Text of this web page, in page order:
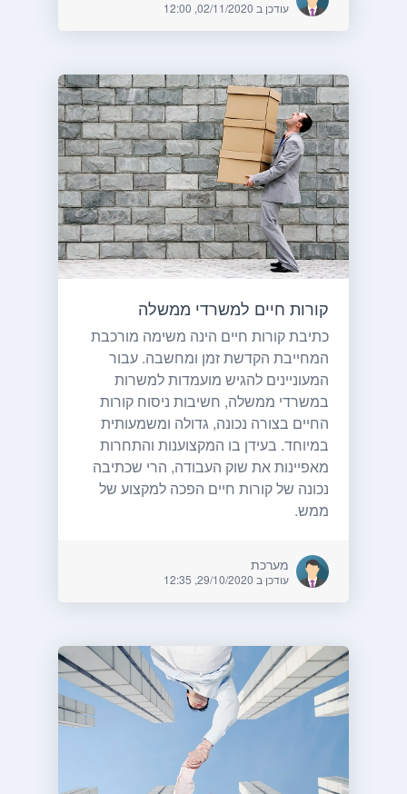
עודכן ב 02/11/2020, 12:00
קורות חיים למשרדי ממשלה
כתיבת קורות חיים הינה משימה מורכבת
המחייבת הקדשת זמן ומחשבה. עבור
המעוניינים להגיש מועמדות למשרות
במשרדי ממשלה, חשיבות ניסוח קורות
החיים בצורה נכונה, גדולה ומשמעותית
במיוחד. בעידן בו המקצוענות והתחרות
מאפיינות את שוק העבודה, הרי שכתיבה
נכונה של קורות חיים הפכה למקצוע של
ממש.
מערכת
עודכן ב 29/10/2020, 12:35